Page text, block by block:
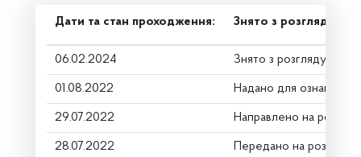
Дати та стан проходження: Знято з розгляду
06.02.2024 Знято з розгляду
01.08.2022 Надано для
29.07.2022 Направлено на
28.07.2022 Передано на розгляд